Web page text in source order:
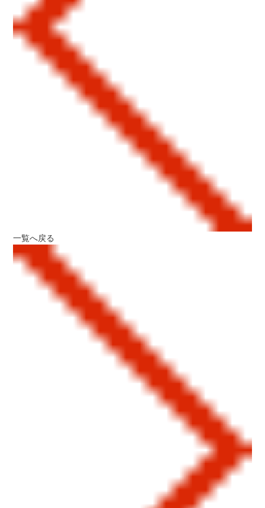
一覧へ戻る